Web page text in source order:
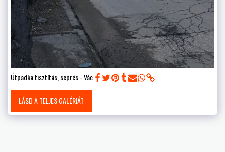
Útpadka tisztítás, seprés - Vác
LÁSD A TELJES GALÉRIÁT